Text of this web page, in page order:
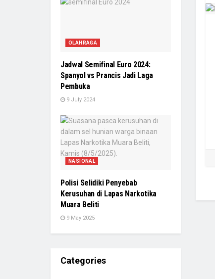
OLAHRAGA
Jadwal Semifinal Euro 2024:
Spanyol vs Prancis Jadi Laga
Pembuka
9 July 2024
NASIONAL
Polisi Selidiki Penyebab
Kerusuhan di Lapas Narkotika
Muara Beliti
9 May 2025
Categories